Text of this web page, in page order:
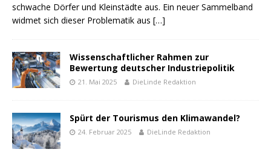
schwache Dörfer und Kleinstädte aus. Ein neuer Sammelband
widmet sich dieser Problematik aus […]
Wissenschaftlicher Rahmen zur
Bewertung deutscher Industriepolitik
21. Mai 2025 DieLinde Redaktion
Spürt der Tourismus den Klimawandel?
24. Februar 2025 DieLinde Redaktion